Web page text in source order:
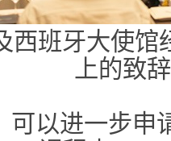
西班牙大使馆
上的致辞
可以进一步申